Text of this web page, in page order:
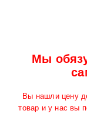
Мы
Вы нашли цену
товар и у нас вы